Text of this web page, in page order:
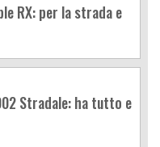
RX: per la strada e
Stradale: ha tutto e